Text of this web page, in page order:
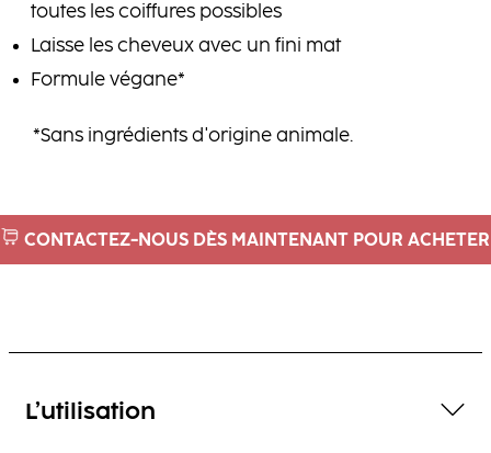
toutes les coiffures possibles
Laisse les cheveux avec un fini mat
Formule végane*
*Sans ingrédients d'origine animale.
CONTACTEZ-NOUS DÈS MAINTENANT POUR ACHETER
L’utilisation